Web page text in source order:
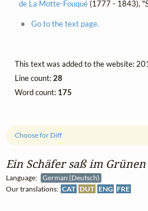
Ein Schäfer saß im Grünen
Language:
German (Deutsch)
Our translations: CAT DUT ENG FRE
Choose for Diff
de La Motte-Fouqué(1777 - 1843),
Go to the text page.
This text was added to the website:
Line count:28
Word count: 175